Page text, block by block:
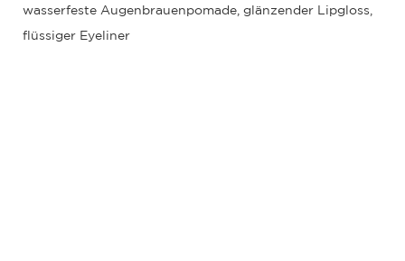
wasserfeste Augenbrauenpomade, glänzender Lipgloss,
flüssiger Eyeliner